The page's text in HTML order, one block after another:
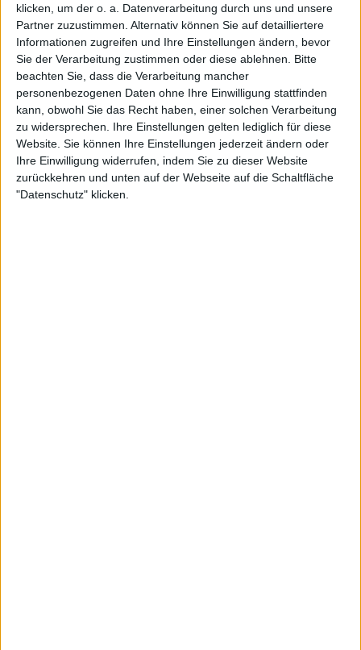
klicken, um der o. a. Datenverarbeitung durch uns und unsere
Partner zuzustimmen. Alternativ können Sie auf detailliertere
Informationen zugreifen und Ihre Einstellungen ändern, bevor
Sie der Verarbeitung zustimmen oder diese ablehnen.
Bitte
beachten Sie, dass die Verarbeitung mancher
personenbezogenen Daten ohne Ihre Einwilligung stattfinden
kann, obwohl Sie das Recht haben, einer solchen Verarbeitung
zu widersprechen. Ihre Einstellungen gelten lediglich für diese
Website. Sie können Ihre Einstellungen jederzeit ändern oder
Ihre Einwilligung widerrufen, indem Sie zu dieser Website
zurückkehren und unten auf der Webseite auf die Schaltfläche
"Datenschutz" klicken.
eingelegt und eine zweijährige Sperre für den
dreimaligen Grand Slam-Sieger gefordert. Die
Angelegenheit wurde jedoch am Samstag
vergangener Woche abgeschlossen, als die WADA
bekannt gab, dass sie eine Einigung mit Sinner
erzielt hat, die dazu führt, dass der Spieler für drei
Monate gesperrt wird.